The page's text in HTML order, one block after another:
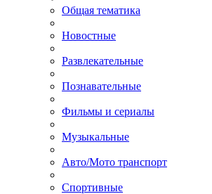
Общая тематика
Новостные
Развлекательные
Познавательные
Фильмы и сериалы
Музыкальные
Авто/Мото транспорт
Спортивные